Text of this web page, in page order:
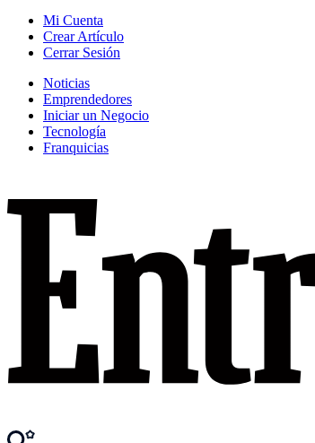
Mi Cuenta
Crear Artículo
Cerrar Sesión
Noticias
Emprendedores
Iniciar un Negocio
Tecnología
Franquicias